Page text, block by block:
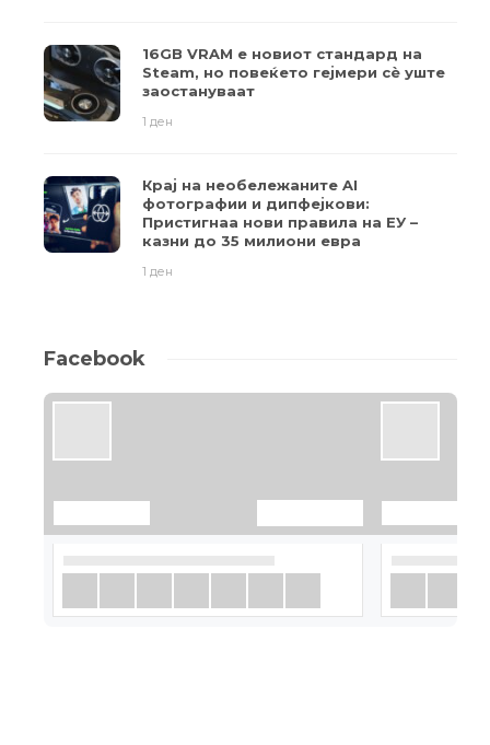
16GB VRAM е новиот стандард на
Steam, но повеќето гејмери ​​сè уште
заостануваат
1 ден
Крај на необележаните AI
фотографии и дипфејкови:
Пристигнаа нови правила на ЕУ –
казни до 35 милиони евра
1 ден
Facebook